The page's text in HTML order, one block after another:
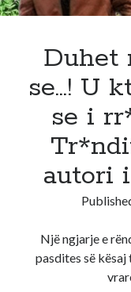
Duhet
se…! U
se i
autori
Një ngjarje e
pasdites së